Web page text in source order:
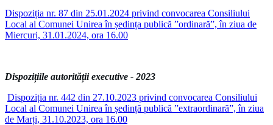
Dispoziția nr. 87 din 25.01.2024 privind convocarea Consiliului
Local al Comunei Unirea în ședința publică ”ordinară”, în ziua de
Miercuri, 31.01.2024, ora 16.00
Dispozițiile autorității executive - 2023
Dispoziția nr. 442 din 27.10.2023 privind convocarea Consiliului
Local al Comunei Unirea în ședință publică ”extraordinară”, în ziua
de Marți, 31.10.2023, ora 16.00